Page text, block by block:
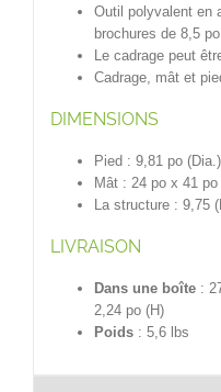
Outil polyvalent en
brochures de 8,5
Le cadrage peut
Cadrage, mât et
DIMENSIONS
Pied : 9,81 po
Mât : 24 po x 41 po
La structure : 9,75
LIVRAISON
Dans une boîte:
2,24 po (H)
Poids: 5,6 lbs